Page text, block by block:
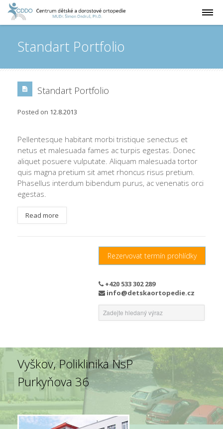
Standart Portfolio
Standart Portfolio
Posted on 12.8.2013
Pellentesque habitant morbi tristique senectus et
netus et malesuada fames ac turpis egestas. Donec
aliquet posuere vulputate. Aliquam malesuada tortor
quis magna pretium sit amet rhoncus risus pretium.
Phasellus interdum bibendum purus, ac venenatis orci
egestas.
Read more
Rezervovat termín prohlídky
+420 533 302 289
info@detskaortopedie.cz
Vyškov, Poliklinika NsP
Purkyňova 36